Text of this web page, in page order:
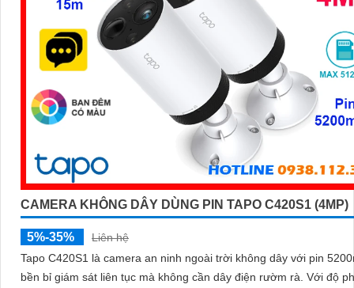
CAMERA KHÔNG DÂY DÙNG PIN TAPO C420S1 (4MP)
5%-35%
Liên hệ
Tapo C420S1 là camera an ninh ngoài trời không dây với pin
bền bỉ giám sát liên tục mà không cần dây điện rườm rà. Với độ phân giải